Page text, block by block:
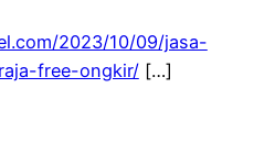
2023/10/09/jasa-
free-ongkir/[…]